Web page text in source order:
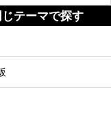
テーマで探す